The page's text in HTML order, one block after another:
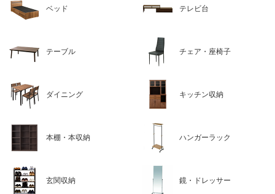
ベッド テレビ台
テーブル チェア・座椅子
ダイニング キッチン収納
本棚・本収納 ハンガーラック
玄関収納 鏡・ドレッサー